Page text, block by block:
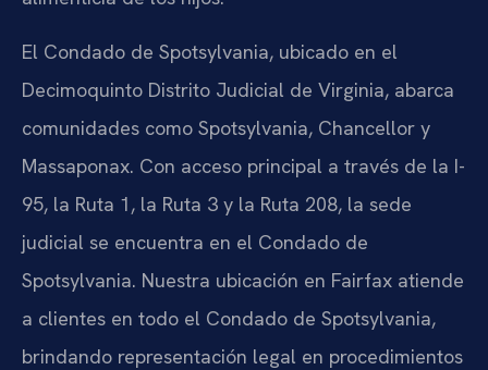
El Condado de Spotsylvania, ubicado en el
Decimoquinto Distrito Judicial de Virginia, abarca
comunidades como Spotsylvania, Chancellor y
Massaponax. Con acceso principal a través de la I-
95, la Ruta 1, la Ruta 3 y la Ruta 208, la sede
judicial se encuentra en el Condado de
Spotsylvania. Nuestra ubicación en Fairfax atiende
a clientes en todo el Condado de Spotsylvania,
brindando representación legal en procedimientos